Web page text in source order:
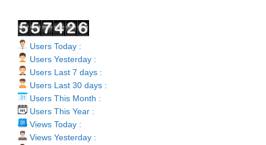
Users Today :
Users Yesterday :
Users Last 7 days :
Users Last 30 days :
Users This Month :
Users This Year :
Views Today :
Views Yesterday :